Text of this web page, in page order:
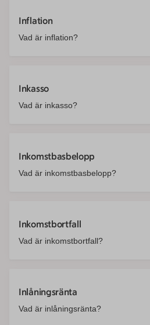
Inflation
Vad är inflation?
Inkasso
Vad är inkasso?
Inkomstbasbelopp
Vad är inkomstbasbelopp?
Inkomstbortfall
Vad är inkomstbortfall?
Inlåningsränta
Vad är inlåningsränta?